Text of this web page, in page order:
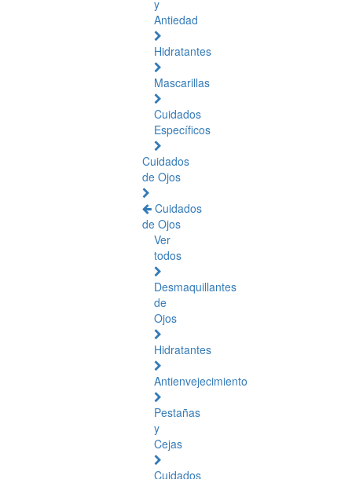
y
Antiedad
Hidratantes
Mascarillas
Cuidados
Específicos
Cuidados
de Ojos
Cuidados
de Ojos
Ver
todos
Desmaquillantes
de
Ojos
Hidratantes
Antienvejecimiento
Pestañas
y
Cejas
Cuidados